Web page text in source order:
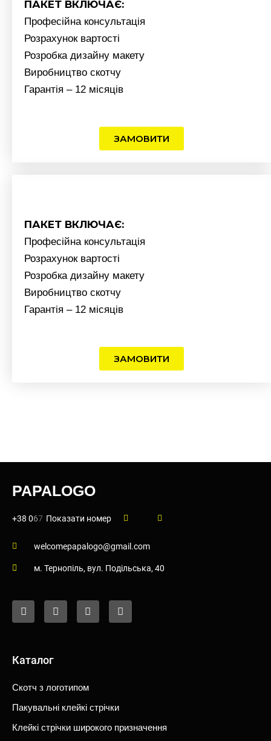
ПАКЕТ ВКЛЮЧАЄ:
Професійна консультація
Розрахунок вартості
Розробка дизайну макету
Виробництво скотчу
Гарантія – 12 місяців
ЗАМОВИТИ
ПАКЕТ ВКЛЮЧАЄ:
Професійна консультація
Розрахунок вартості
Розробка дизайну макету
Виробництво скотчу
Гарантія – 12 місяців
ЗАМОВИТИ
PAPALOGO
+38 067 Показати номер
welcomepapalogo@gmail.com
м. Тернопiль, вул. Подiльська, 40
a
c
e
k
f
n
s
t
o
u
t
i
k
t
Каталог
Скотч з логотипом
Пакувальні клейкі стрічки
Клейкі стрічки широкого призначення